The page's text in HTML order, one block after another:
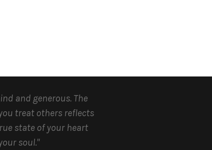
and generous. The
treat others reflects
state of your heart
soul."